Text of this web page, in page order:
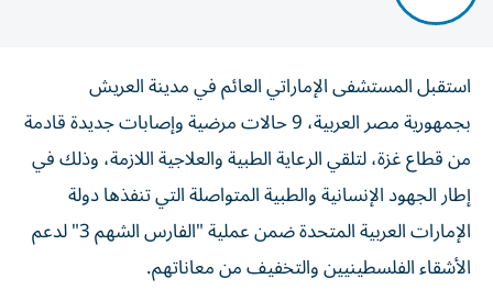
استقبل المستشفى الإماراتي العائم في مدينة العريش
بجمهورية مصر العربية، 9 حالات مرضية وإصابات جديدة قادمة
من قطاع غزة، لتلقي الرعاية الطبية والعلاجية اللازمة، وذلك في
إطار الجهود الإنسانية والطبية المتواصلة التي تنفذها دولة
الإمارات العربية المتحدة ضمن عملية "الفارس الشهم 3" لدعم
الأشقاء الفلسطينيين والتخفيف من معاناتهم.